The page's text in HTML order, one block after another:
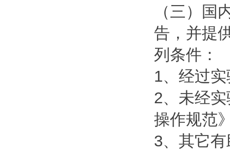
（三）
告，并提
列条件：
1、经过
2、未经
操作规范
3、其它